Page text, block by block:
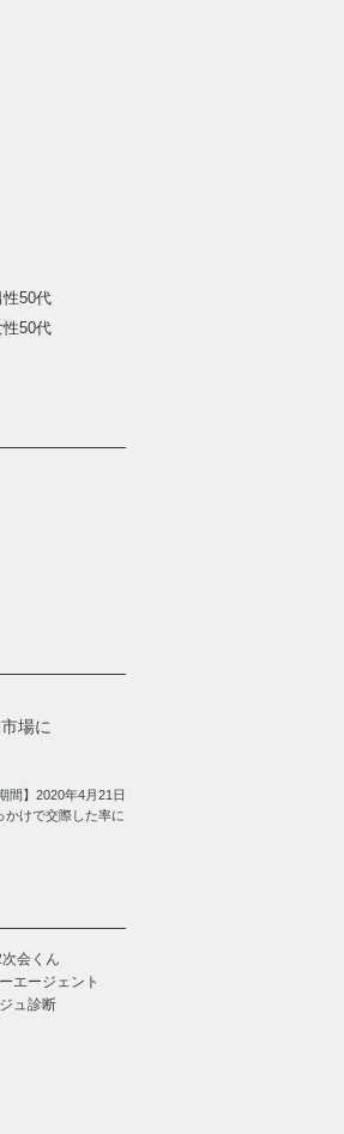
性50代
性50代
場に
間】2020年4月21日
かけで交際した率に
会くん
エージェント
ュ診断